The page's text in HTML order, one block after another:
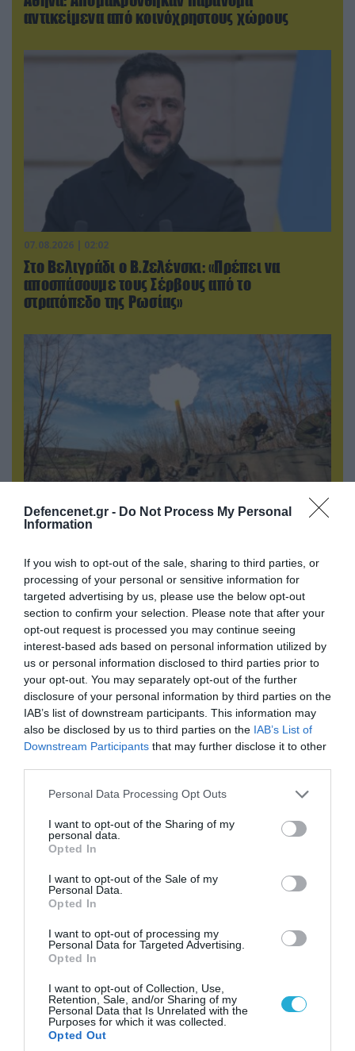
Defencenet.gr - Do Not Process My Personal
Information
If you wish to opt-out of the sale, sharing to third parties, or
processing of your personal or sensitive information for
targeted advertising by us, please use the below opt-out
section to confirm your selection. Please note that after your
opt-out request is processed you may continue seeing
interest-based ads based on personal information utilized by
us or personal information disclosed to third parties prior to
your opt-out. You may separately opt-out of the further
disclosure of your personal information by third parties on the
IAB’s list of downstream participants. This information may
also be disclosed by us to third parties on the IAB’s List of
Downstream Participants that may further disclose it to other
Please note that this website/app uses one or more Google
not limited to your visit or usage behaviour. You may click to
grant or deny consent to Google and its third-party tags to
use your data for below specified purposes in below Google
consent section.
Personal Data Processing Opt Outs
I want to opt-out of the Sharing of my
personal data.
Opted In
I want to opt-out of the Sale of my
Personal Data.
Opted In
I want to opt-out of processing my
Personal Data for Targeted Advertising.
Opted In
I want to opt-out of Collection, Use,
Retention, Sale, and/or Sharing of my
Personal Data that Is Unrelated with the
Purposes for which it was collected.
Opted Out
αντικείμενα από κοινόχρηστους χώρους
07.08.2026 | 02:02
Στο Βελιγράδι ο Β.Ζελένσκι: «Πρέπει να
αποσπάσουμε τους Σέρβους από το
στρατόπεδο της Ρωσίας»
07.08.2026 | 08:02
από Σλαβιάνσκ και Κραματόρσκ στο Ντονέτσκ
ΠΟΛΙΤΙΚΗ
06.08.2026 | 14:02
Αθήνα: Απομακρύνθηκαν παράνομα
αντικείμενα από κοινόχρηστους χώρους